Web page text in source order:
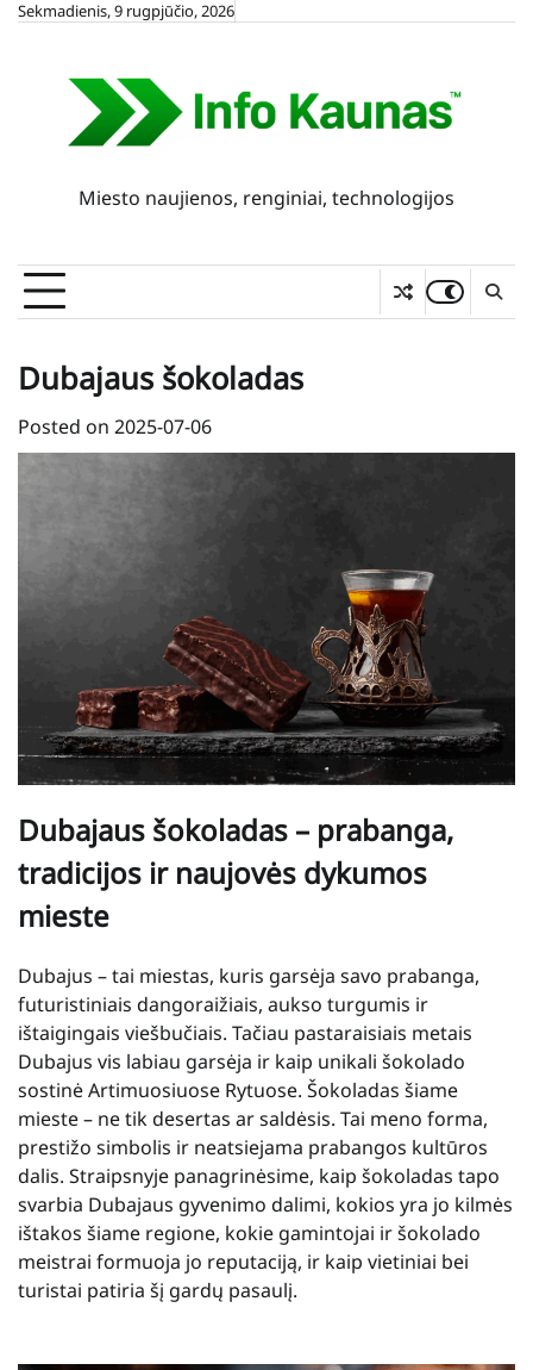
SkipSekmadienis, 9 rugpjūčio, 2026
Miesto naujienos, renginiai, technologijos
Dubajaus šokoladas
Posted on 2025-07-06
Dubajaus šokoladas – prabanga,
tradicijos ir naujovės dykumos
mieste
Dubajus – tai miestas, kuris garsėja savo prabanga,
futuristiniais dangoraižiais, aukso turgumis ir
ištaigingais viešbučiais. Tačiau pastaraisiais metais
Dubajus vis labiau garsėja ir kaip unikali šokolado
sostinė Artimuosiuose Rytuose. Šokoladas šiame
mieste – ne tik desertas ar saldėsis. Tai meno forma,
prestižo simbolis ir neatsiejama prabangos kultūros
dalis. Straipsnyje panagrinėsime, kaip šokoladas tapo
svarbia Dubajaus gyvenimo dalimi, kokios yra jo kilmės
ištakos šiame regione, kokie gamintojai ir šokolado
meistrai formuoja jo reputaciją, ir kaip vietiniai bei
turistai patiria šį gardų pasaulį.